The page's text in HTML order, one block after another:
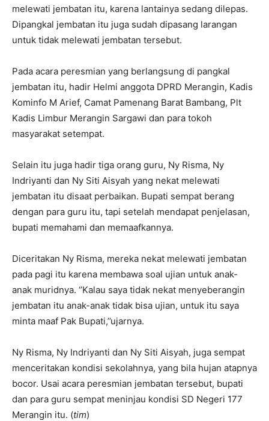
melewati jembatan itu, karena lantainya sedang dilepas.
Dipangkal jembatan itu juga sudah dipasang larangan
untuk tidak melewati jembatan tersebut.
Pada acara peresmian yang berlangsung di pangkal
jembatan itu, hadir Helmi anggota DPRD Merangin, Kadis
Kominfo M Arief, Camat Pamenang Barat Bambang, Plt
Kadis Limbur Merangin Sargawi dan para tokoh
masyarakat setempat.
Selain itu juga hadir tiga orang guru, Ny Risma, Ny
Indriyanti dan Ny Siti Aisyah yang nekat melewati
jembatan itu disaat perbaikan. Bupati sempat berang
dengan para guru itu, tapi setelah mendapat penjelasan,
bupati memahami dan memaafkannya.
Diceritakan Ny Risma, mereka nekat melewati jembatan
pada pagi itu karena membawa soal ujian untuk anak-
anak muridnya. ‘’Kalau saya tidak nekat menyeberangin
jembatan itu anak-anak tidak bisa ujian, untuk itu saya
minta maaf Pak Bupati,’’ujarnya.
Ny Risma, Ny Indriyanti dan Ny Siti Aisyah, juga sempat
menceritakan kondisi sekolahnya, yang bila hujan atapnya
bocor. Usai acara peresmian jembatan tersebut, bupati
dan para guru sempat meninjau kondisi SD Negeri 177
Merangin itu. (tim)